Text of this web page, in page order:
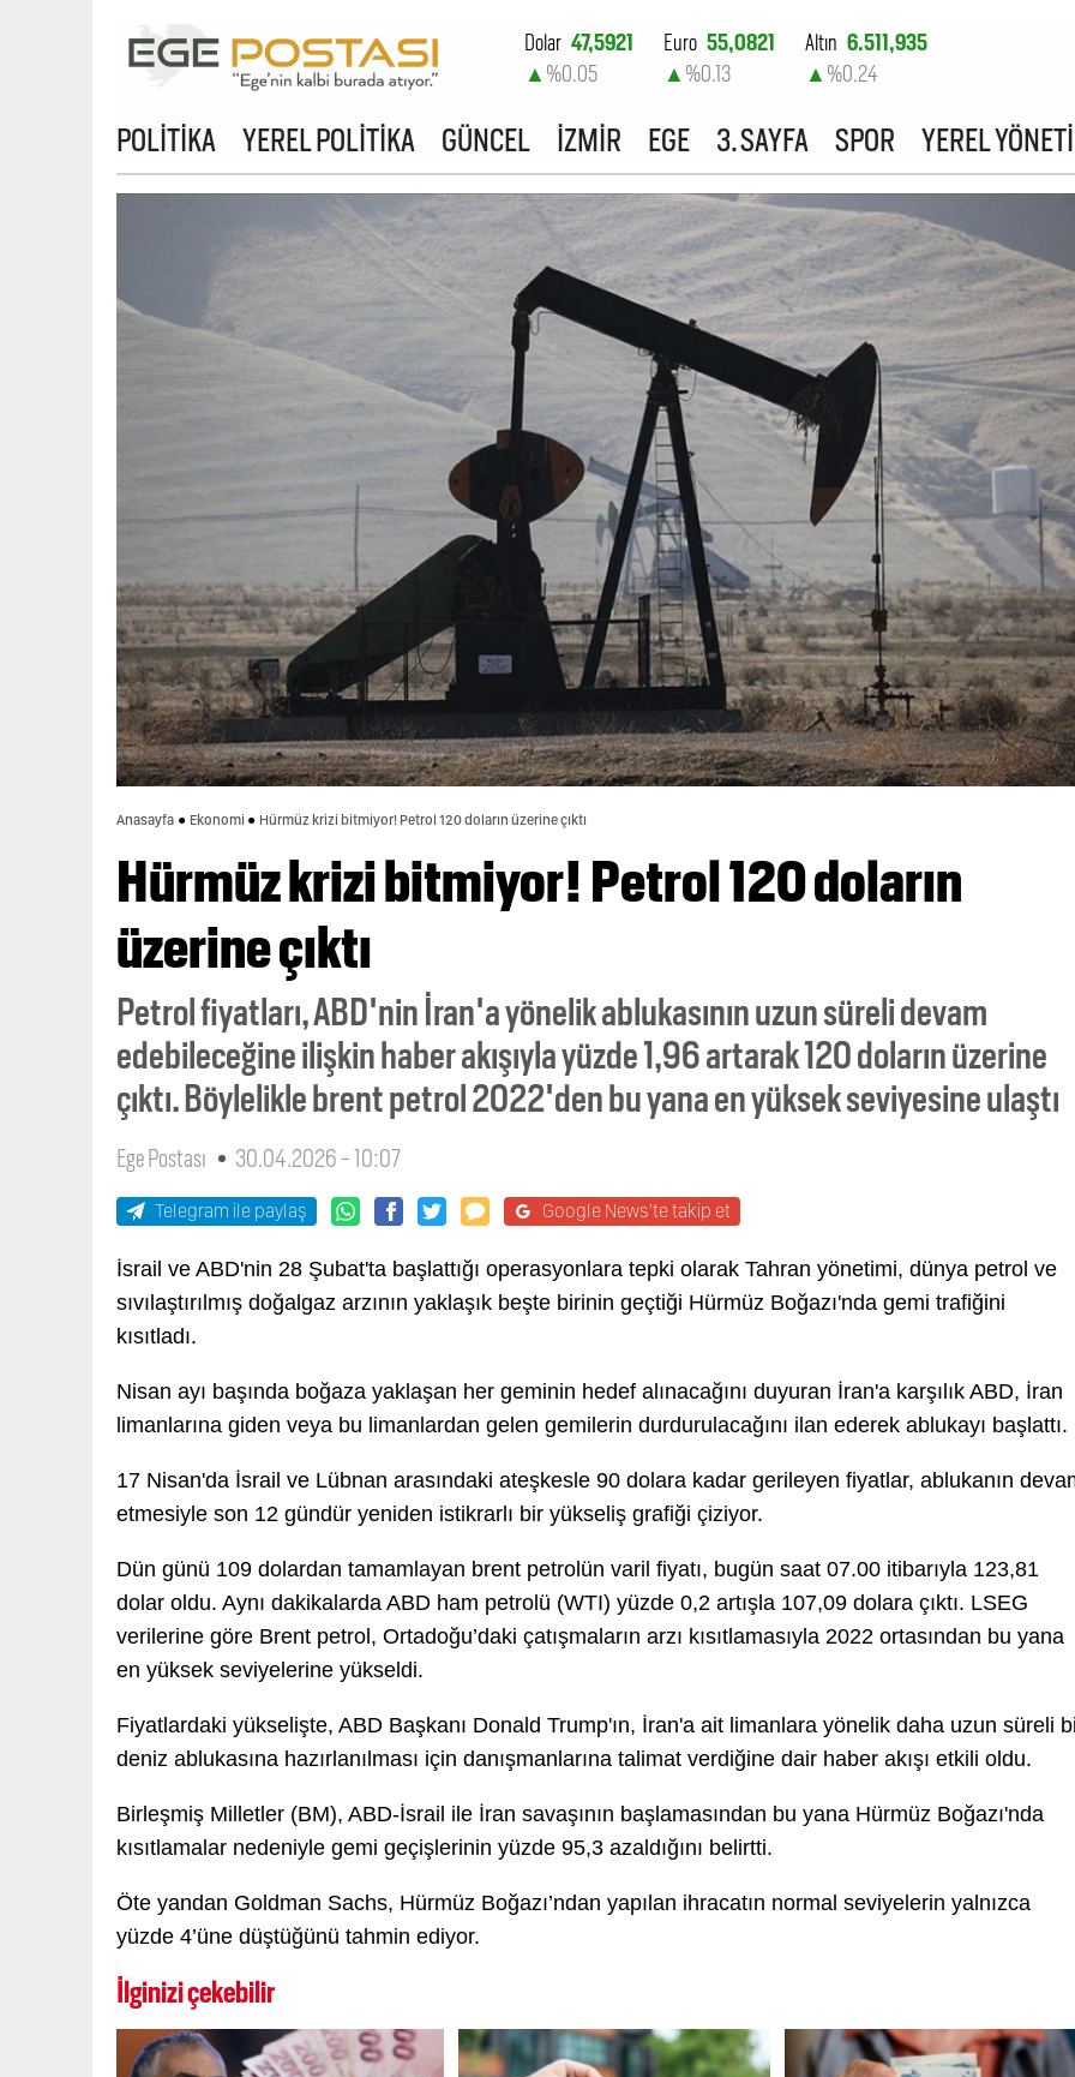
Dolar 47,5921
▲ %0.05
Euro 55,0821
▲ %0.13
Altın 6.511,935
▲ %0.24
%0
POLİTİKA YEREL POLİTİKA GÜNCEL İZMİR EGE 3. SAYFA SPOR YEREL
Anasayfa Ekonomi Hürmüz krizi bitmiyor! Petrol 120 doların üzerine çıktı
Hürmüz krizi bitmiyor! Petrol 120 doların
üzerine çıktı
Petrol fiyatları, ABD'nin İran'a yönelik ablukasının uzun süreli devam
edebileceğine ilişkin haber akışıyla yüzde 1,96 artarak 120 doların üzerine
çıktı. Böylelikle brent petrol 2022'den bu yana en yüksek seviyesine ulaştı
Ege Postası 30.04.2026 - 10:07
Telegram ile paylaş Google News'te takip et
İsrail ve ABD'nin 28 Şubat'ta başlattığı operasyonlara tepki olarak Tahran yönetimi, dünya petrol ve
sıvılaştırılmış doğalgaz arzının yaklaşık beşte birinin geçtiği Hürmüz Boğazı'nda gemi trafiğini
kısıtladı.
Nisan ayı başında boğaza yaklaşan her geminin hedef alınacağını duyuran İran'a karşılık ABD, İran
limanlarına giden veya bu limanlardan gelen gemilerin durdurulacağını ilan ederek ablukayı başlattı.
17 Nisan'da İsrail ve Lübnan arasındaki ateşkesle 90 dolara kadar gerileyen fiyatlar, ablukanın
etmesiyle son 12 gündür yeniden istikrarlı bir yükseliş grafiği çiziyor.
Dün günü 109 dolardan tamamlayan brent petrolün varil fiyatı, bugün saat 07.00 itibarıyla 123,81
dolar oldu. Aynı dakikalarda ABD ham petrolü (WTI) yüzde 0,2 artışla 107,09 dolara çıktı. LSEG
verilerine göre Brent petrol, Ortadoğu’daki çatışmaların arzı kısıtlamasıyla 2022 ortasından bu yana
en yüksek seviyelerine yükseldi.
Fiyatlardaki yükselişte, ABD Başkanı Donald Trump'ın, İran'a ait limanlara yönelik daha uzun süreli
deniz ablukasına hazırlanılması için danışmanlarına talimat verdiğine dair haber akışı etkili oldu.
Birleşmiş Milletler (BM), ABD-İsrail ile İran savaşının başlamasından bu yana Hürmüz Boğazı'nda
kısıtlamalar nedeniyle gemi geçişlerinin yüzde 95,3 azaldığını belirtti.
Öte yandan Goldman Sachs, Hürmüz Boğazı’ndan yapılan ihracatın normal seviyelerin yalnızca
yüzde 4’üne düştüğünü tahmin ediyor.
İlginizi çekebilir